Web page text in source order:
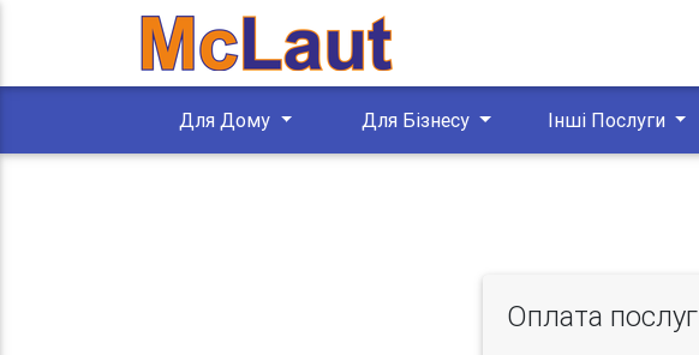
Для Дому Для Бізнесу Інші Послуги
Оплата послуг